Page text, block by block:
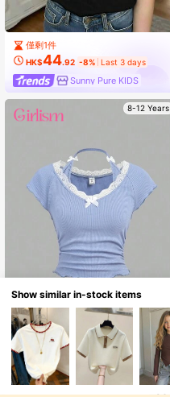
僅剩1件
HK$44.92 -8% Last 3 days
Sunny Pure KIDS
8-12 Years
Girlism
SHEIN Girlism 青少年女孩休闲家居服
蕾丝花边 V 领蝴蝶结装饰修身弹力罗
纹短袖纯色针织 T 恤，蓝色上衣
僅剩2件
HK$79.00
Show similar in-stock items